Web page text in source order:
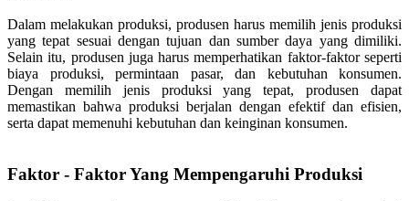
Dalam melakukan produksi, produsen harus memilih jenis produksi
yang tepat sesuai dengan tujuan dan sumber daya yang dimiliki.
Selain itu, produsen juga harus memperhatikan faktor-faktor seperti
biaya produksi, permintaan pasar, dan kebutuhan konsumen.
Dengan memilih jenis produksi yang tepat, produsen dapat
memastikan bahwa produksi berjalan dengan efektif dan efisien,
serta dapat memenuhi kebutuhan dan keinginan konsumen.
Faktor - Faktor Yang Mempengaruhi Produksi